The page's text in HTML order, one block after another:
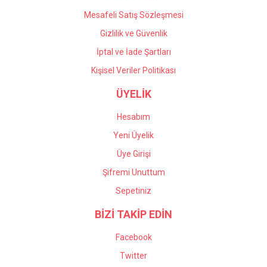
Mesafeli Satış Sözleşmesi
Gizlilik ve Güvenlik
İptal ve İade Şartları
Kişisel Veriler Politikası
ÜYELİK
Hesabım
Yeni Üyelik
Üye Girişi
Şifremi Unuttum
Sepetiniz
BİZİ TAKİP EDİN
Facebook
Twitter